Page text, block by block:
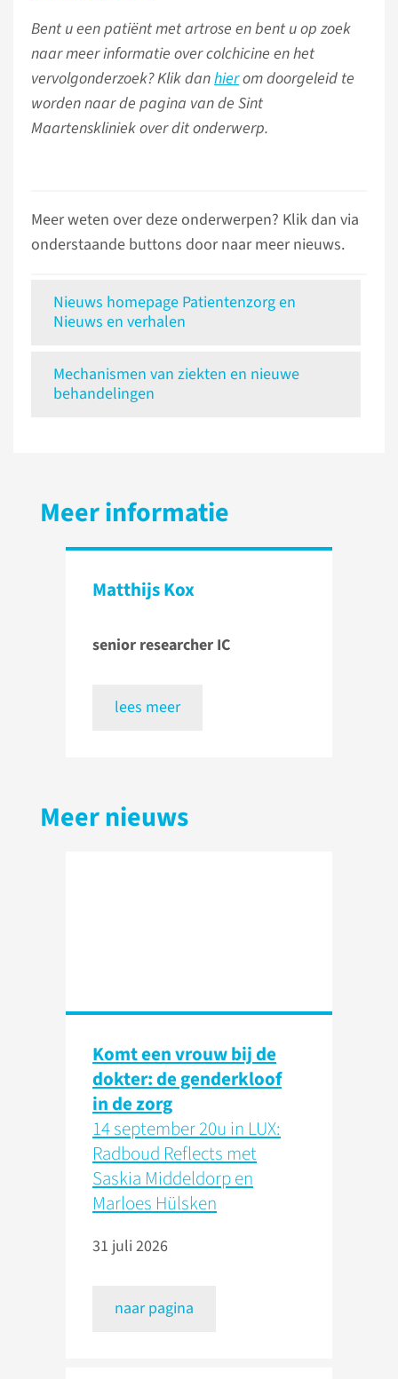
Bent u een patiënt met artrose en bent u op zoek
naar meer informatie over colchicine en het
vervolgonderzoek? Klik danhierom doorgeleid te
worden naar de pagina van de Sint
Maartenskliniek over dit onderwerp.
Meer weten over deze onderwerpen? Klik dan via
onderstaande buttons door naar meer nieuws.
Nieuws homepage Patientenzorg en
Nieuws en verhalen
Mechanismen van ziekten en nieuwe
behandelingen
Meer informatie
Matthijs Kox
senior researcher IC
lees meer
Meer nieuws
Komt een vrouw bij de
dokter: de genderkloof
in de zorg
14 september 20u in LUX:
Radboud Reflects met
Saskia Middeldorp en
Marloes Hülsken
31 juli 2026
naar pagina